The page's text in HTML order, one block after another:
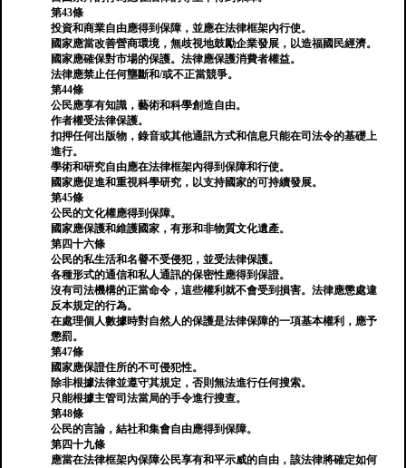
第43條
投資和商業自由應得到保障，並應在法律框架內行使。
國家應當改善營商環境，無歧視地鼓勵企業發展，以造福國民經濟。
國家應確保對市場的保護。法律應保護消費者權益。
法律應禁止任何壟斷和/或不正當競爭。
第44條
公民應享有知識，藝術和科學創造自由。
作者權受法律保護。
扣押任何出版物，錄音或其他通訊方式和信息只能在司法令的基礎上
進行。
學術和研究自由應在法律框架內得到保障和行使。
國家應促進和重視科學研究，以支持國家的可持續發展。
第45條
公民的文化權應得到保障。
國家應保護和維護國家，有形和非物質文化遺產。
第四十六條
公民的私生活和名譽不受侵犯，並受法律保護。
各種形式的通信和私人通訊的保密性應得到保證。
沒有司法機構的正當命令，這些權利就不會受到損害。法律應懲處違
反本規定的行為。
在處理個人數據時對自然人的保護是法律保障的一項基本權利，應予
懲罰。
第47條
國家應保證住所的不可侵犯性。
除非根據法律並遵守其規定，否則無法進行任何搜索。
只能根據主管司法當局的手令進行搜查。
第48條
公民的言論，結社和集會自由應得到保障。
第四十九條
應當在法律框架內保障公民享有和平示威的自由，該法律將確定如何